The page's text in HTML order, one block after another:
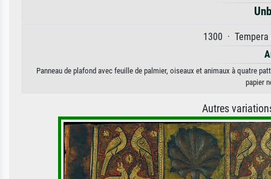
1300 ·
Panneau de plafond avec feuille de palmier, oiseaux et animaux à quatre
papier
Autres